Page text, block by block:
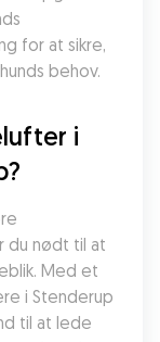
for at sikre,
behov.
i
du nødt til at
Med et
i Stenderup
til at lede